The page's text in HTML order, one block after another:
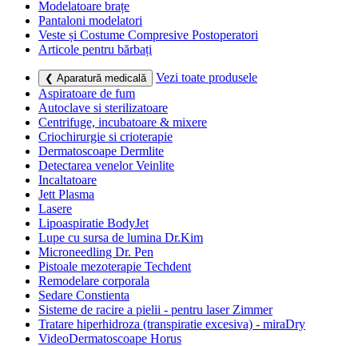
Modelatoare brațe
Pantaloni modelatori
Veste și Costume Compresive Postoperatori
Articole pentru bărbați
❮ Aparatură medicală
Vezi toate produsele
Aspiratoare de fum
Autoclave si sterilizatoare
Centrifuge, incubatoare & mixere
Criochirurgie si crioterapie
Dermatoscoape Dermlite
Detectarea venelor Veinlite
Incaltatoare
Jett Plasma
Lasere
Lipoaspiratie BodyJet
Lupe cu sursa de lumina Dr.Kim
Microneedling Dr. Pen
Pistoale mezoterapie Techdent
Remodelare corporala
Sedare Constienta
Sisteme de racire a pielii - pentru laser Zimmer
Tratare hiperhidroza (transpiratie excesiva) - miraDry
VideoDermatoscoape Horus